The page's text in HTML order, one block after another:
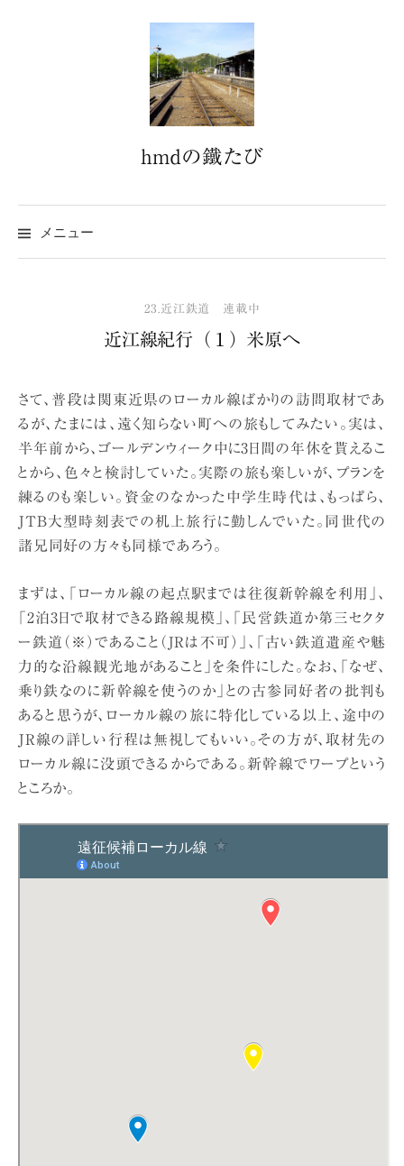
ッ
プ
hmdの鐵たび
メニュー
23.近江鉄道 連載中
近江線紀行（１）米原へ
さて、普段は関東近県のローカル線ばかりの訪問取材であ
るが、たまには、遠く知らない町への旅もしてみたい。実は、
半年前から、ゴールデンウィーク中に3日間の年休を貰えるこ
とから、色々と検討していた。実際の旅も楽しいが、プランを
練るのも楽しい。資金のなかった中学生時代は、もっぱら、
JTB大型時刻表での机上旅行に勤しんでいた。同世代の
諸兄同好の方々も同様であろう。
まずは、「ローカル線の起点駅までは往復新幹線を利用」、
「2泊3日で取材できる路線規模」、「民営鉄道か第三セクタ
ー鉄道（※）であること（JRは不可）」、「古い鉄道遺産や魅
力的な沿線観光地があること」を条件にした。なお、「なぜ、
乗り鉄なのに新幹線を使うのか」との古参同好者の批判も
あると思うが、ローカル線の旅に特化している以上、途中の
JR線の詳しい行程は無視してもいい。その方が、取材先の
ローカル線に没頭できるからである。新幹線でワープという
ところか。